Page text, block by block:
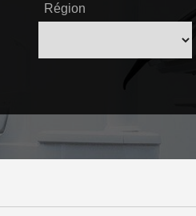
Région